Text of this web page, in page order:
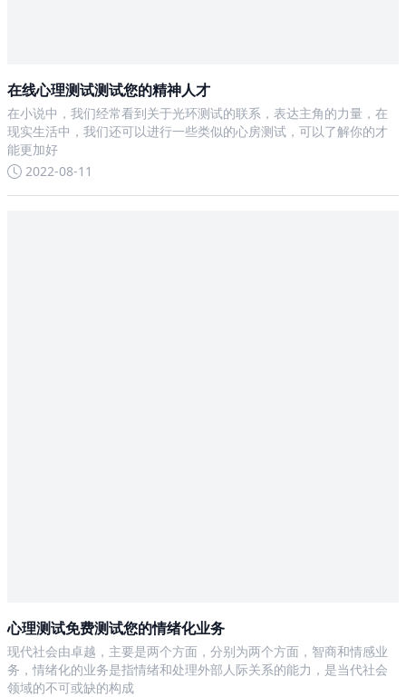
在线心理测试测试您的精神人才
在小说中，我们经常看到关于光环测试的联系，表达主角的力量，在
现实生活中，我们还可以进行一些类似的心房测试，可以了解你的才
能更加好
2022-08-11
心理测试免费测试您的情绪化业务
现代社会由卓越，主要是两个方面，分别为两个方面，智商和情感业
务，情绪化的业务是指情绪和处理外部人际关系的能力，是当代社会
领域的不可或缺的构成